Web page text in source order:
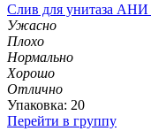
Слив для унитаза АНИ
Ужасно
Плохо
Нормально
Хорошо
Отлично
Упаковка: 20
Перейти в группу